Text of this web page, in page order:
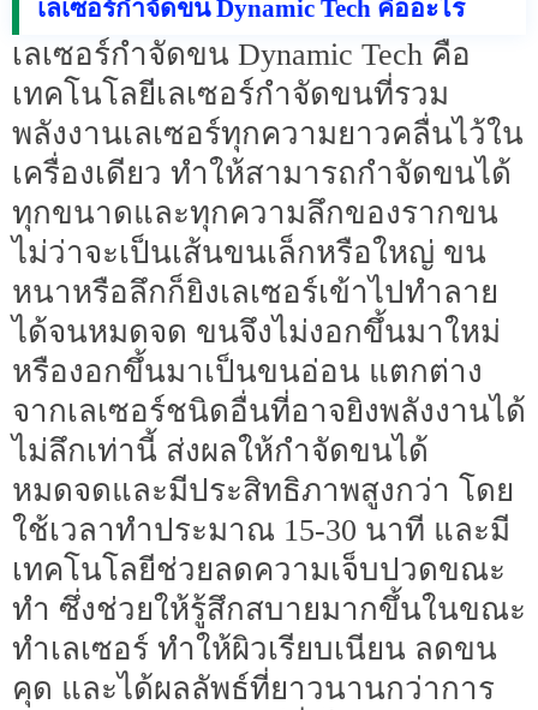
เลเซอร์กำจัดขน Dynamic Tech คืออะไร
เลเซอร์กำจัดขน Dynamic Tech คือ
เทคโนโลยีเลเซอร์กำจัดขนที่รวม
พลังงานเลเซอร์ทุกความยาวคลื่นไว้ใน
เครื่องเดียว ทำให้สามารถกำจัดขนได้
ทุกขนาดและทุกความลึกของรากขน
ไม่ว่าจะเป็นเส้นขนเล็กหรือใหญ่ ขน
หนาหรือลึกก็ยิงเลเซอร์เข้าไปทำลาย
ได้จนหมดจด ขนจึงไม่งอกขึ้นมาใหม่
หรืองอกขึ้นมาเป็นขนอ่อน แตกต่าง
จากเลเซอร์ชนิดอื่นที่อาจยิงพลังงานได้
ไม่ลึกเท่านี้ ส่งผลให้กำจัดขนได้
หมดจดและมีประสิทธิภาพสูงกว่า โดย
ใช้เวลาทำประมาณ 15-30 นาที และมี
เทคโนโลยีช่วยลดความเจ็บปวดขณะ
ทำ ซึ่งช่วยให้รู้สึกสบายมากขึ้นในขณะ
ทำเลเซอร์ ทำให้ผิวเรียบเนียน ลดขน
คุด และได้ผลลัพธ์ที่ยาวนานกว่าการ